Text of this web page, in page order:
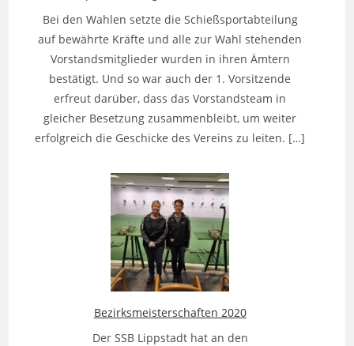
Bei den Wahlen setzte die Schießsportabteilung
auf bewährte Kräfte und alle zur Wahl stehenden
Vorstandsmitglieder wurden in ihren Ämtern
bestätigt. Und so war auch der 1. Vorsitzende
erfreut darüber, dass das Vorstandsteam in
gleicher Besetzung zusammenbleibt, um weiter
erfolgreich die Geschicke des Vereins zu leiten. […]
Bezirksmeisterschaften 2020
Der SSB Lippstadt hat an den